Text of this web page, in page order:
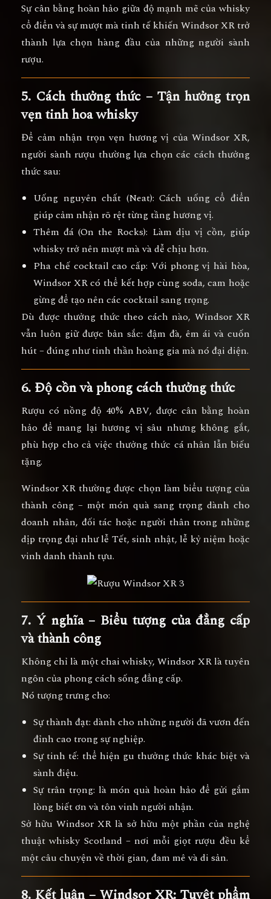
Sự cân bằng hoàn hảo giữa độ mạnh mẽ của whisky
cổ điển và sự mượt mà tinh tếkhiến Windsor XR trở
thành lựa chọn hàng đầu của những người sành
rượu.
5. Cách thưởng thức – Tận hưởng trọn
vẹn tinh hoa whisky
Để cảm nhận trọn vẹn hương vị củaWindsor XR,
người sành rượu thường lựa chọn các cách thưởng
thức sau:
Uống nguyên chất (Neat): Cách uống cổ điển
giúp cảm nhận rõ rệt từng tầng hương vị.
Thêm đá (On the Rocks): Làm dịu vị cồn, giúp
whisky trở nên mượt mà và dễ chịu hơn.
Pha chế cocktail cao cấp: Với phong vị hài hòa,
Windsor XR có thể kết hợp cùng soda, cam hoặc
gừng để tạo nên các cocktail sang trọng.
Dù được thưởng thức theo cách nào, Windsor XR
vẫn luôn giữ được bản sắc: đậm đà, êm ái và cuốn
hút– đúng như tinh thần hoàng gia mà nó đại diện.
6. Độ cồn và phong cách thưởng thức
Rượu cónồng độ 40% ABV, được cân bằng hoàn
hảo để mang lạihương vị sâu nhưng không gắt,
phù hợp cho cả việc thưởng thức cá nhân lẫn biếu
tặng.
Windsor XR thường được chọn làm biểu tượng của
thành công – một món quà sang trọng dành cho
doanh nhân, đối tác hoặc người thân trong những
dịp trọng đại như lễ Tết, sinh nhật, lễ kỷ niệm hoặc
vinh danh thành tựu.
7. Ý nghĩa – Biểu tượng của đẳng cấp
và thành công
Không chỉ là một chai whisky,Windsor XRlàtuyên
ngôn của phong cách sống đẳng cấp.
Nó tượng trưng cho:
Sự thành đạt: dành cho những người đã vươn đến
đỉnh cao trong sự nghiệp.
Sự tinh tế: thể hiện gu thưởng thức khác biệt và
sành điệu.
Sự trân trọng: là món quà hoàn hảo để gửi gắm
lòng biết ơn và tôn vinh người nhận.
Sở hữu Windsor XR là sở hữu một phần của nghệ
thuật whisky Scotland – nơi mỗi giọt rượu đều kể
một câu chuyện về thời gian, đam mê và di sản.